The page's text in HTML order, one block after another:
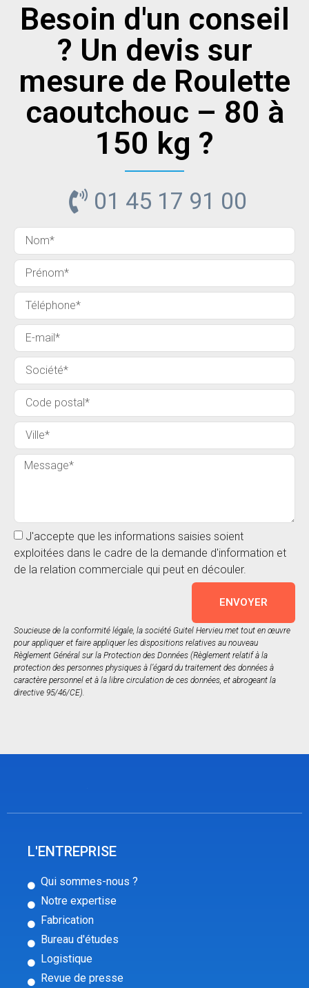
Besoin d'un conseil
? Un devis sur
mesure de Roulette
caoutchouc – 80 à
150 kg ?
01 45 17 91 00
J'accepte que les informations saisies soient
exploitées dans le cadre de la demande d'information et
de la relation commerciale qui peut en découler.
ENVOYER
Soucieuse de la conformité légale, la société Guitel Hervieu met tout en œuvre
pour appliquer et faire appliquer les dispositions relatives au nouveau
Règlement Général sur la Protection des Données (Règlement relatif à la
protection des personnes physiques à l’égard du traitement des données à
caractère personnel et à la libre circulation de ces données, et abrogeant la
directive 95/46/CE).
L'ENTREPRISE
Qui sommes-nous ?
Notre expertise
Fabrication
Bureau d'études
Logistique
Revue de presse